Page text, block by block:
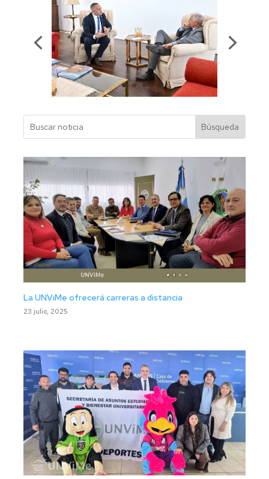
La UNViMe ofrecerá carreras a distancia
23 julio, 2025